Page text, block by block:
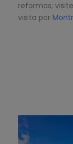
reformas;
visita por